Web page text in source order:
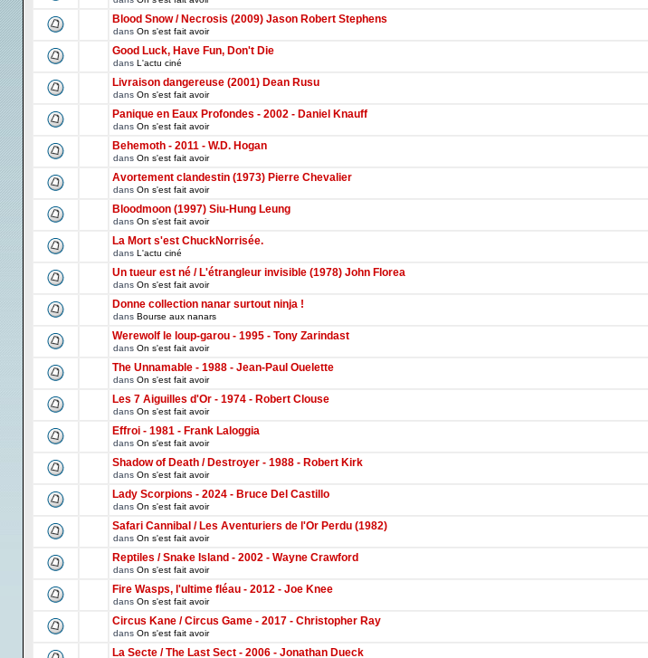
Blood Snow / Necrosis (2009) Jason Robert Stephens
dans On s'est fait avoir
Good Luck, Have Fun, Don't Die
dans L'actu ciné
Livraison dangereuse (2001) Dean Rusu
dans On s'est fait avoir
Panique en Eaux Profondes - 2002 - Daniel Knauff
dans On s'est fait avoir
Behemoth - 2011 - W.D. Hogan
dans On s'est fait avoir
Avortement clandestin (1973) Pierre Chevalier
dans On s'est fait avoir
Bloodmoon (1997) Siu-Hung Leung
dans On s'est fait avoir
La Mort s'est ChuckNorrisée.
dans L'actu ciné
Un tueur est né / L'étrangleur invisible (1978) John Florea
dans On s'est fait avoir
Donne collection nanar surtout ninja !
dans Bourse aux nanars
Werewolf le loup-garou - 1995 - Tony Zarindast
dans On s'est fait avoir
The Unnamable - 1988 - Jean-Paul Ouelette
dans On s'est fait avoir
Les 7 Aiguilles d'Or - 1974 - Robert Clouse
dans On s'est fait avoir
Effroi - 1981 - Frank Laloggia
dans On s'est fait avoir
Shadow of Death / Destroyer - 1988 - Robert Kirk
dans On s'est fait avoir
Lady Scorpions - 2024 - Bruce Del Castillo
dans On s'est fait avoir
Safari Cannibal / Les Aventuriers de l'Or Perdu (1982)
dans On s'est fait avoir
Reptiles / Snake Island - 2002 - Wayne Crawford
dans On s'est fait avoir
Fire Wasps, l'ultime fléau - 2012 - Joe Knee
dans On s'est fait avoir
Circus Kane / Circus Game - 2017 - Christopher Ray
dans On s'est fait avoir
La Secte / The Last Sect - 2006 - Jonathan Dueck